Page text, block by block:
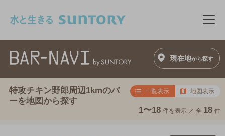
メ
現在地から探す
特攻チキン野郎周辺1kmのバ
ーを地図から探す
一覧表示 地図表示
1〜18 件を表示 ／ 全 18 件